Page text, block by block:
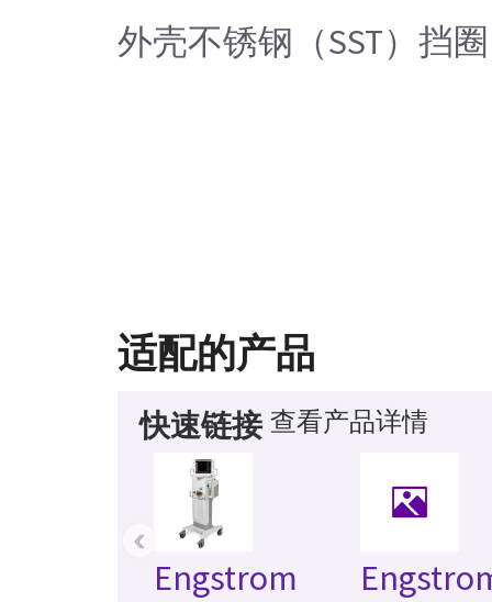
外壳不锈钢（SST）挡
适配的产品
快速链接 查看产品详情
Engstrom
‹